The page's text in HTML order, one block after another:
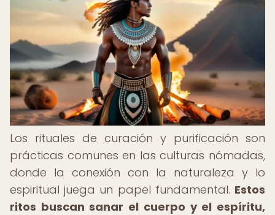
Los rituales de curación y purificación son
prácticas comunes en las culturas nómadas,
donde la conexión con la naturaleza y lo
espiritual juega un papel fundamental. Estos
ritos buscan sanar el cuerpo y el espíritu,